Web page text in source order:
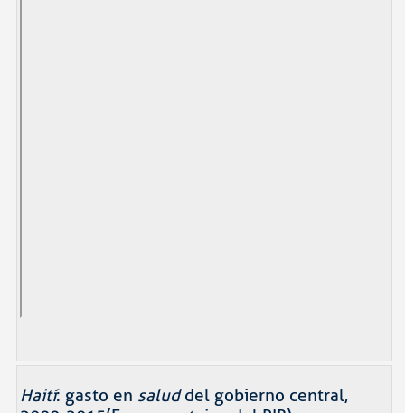
Haití: gasto en saluddel gobierno central,